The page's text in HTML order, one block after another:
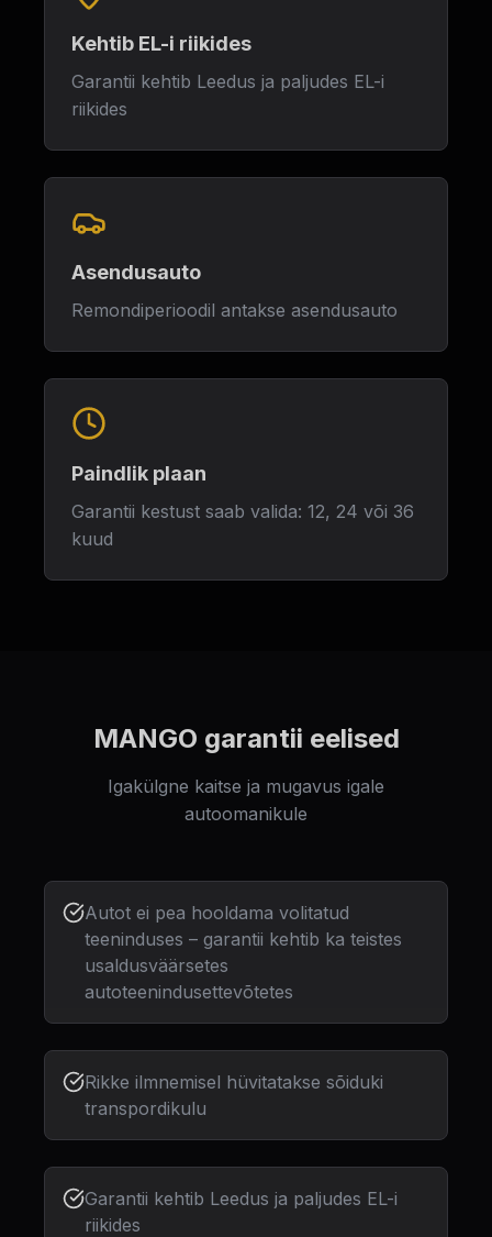
Kehtib EL-i riikides
Garantii kehtib Leedus ja paljudes EL-i
riikides
Asendusauto
Remondiperioodil antakse asendusauto
Paindlik plaan
Garantii kestust saab valida: 12, 24 või 36
kuud
MANGO garantii eelised
Igakülgne kaitse ja mugavus igale
autoomanikule
Autot ei pea hooldama volitatud
teeninduses – garantii kehtib ka teistes
usaldusväärsetes
autoteenindusettevõtetes
Rikke ilmnemisel hüvitatakse sõiduki
transpordikulu
Garantii kehtib Leedus ja paljudes EL-i
riikides